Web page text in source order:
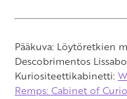
Pääkuva: Löytöretkien
Descobrimentos
Kuriositeettikabinetti:
Remps: Cabinet of